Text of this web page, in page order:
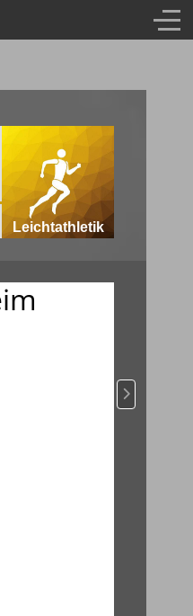
Leichtathletik
Nächster